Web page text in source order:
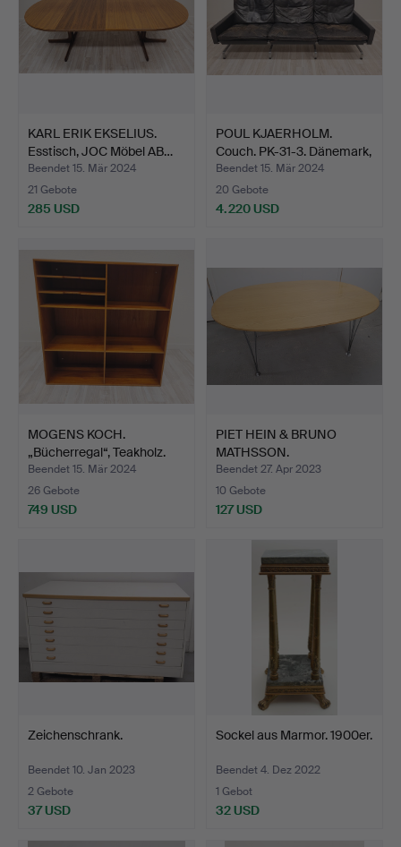
KARL ERIK EKSELIUS.
Esstisch, JOC Möbel AB…
Beendet 15. Mär 2024
21 Gebote
285 USD
POUL KJAERHOLM.
Couch. PK-31-3. Dänemark,
…
Beendet 15. Mär 2024
20 Gebote
4.220 USD
MOGENS KOCH.
„Bücherregal“, Teakholz.
Rud.…
Beendet 15. Mär 2024
26 Gebote
749 USD
PIET HEIN & BRUNO
MATHSSON.
"SUPERELLIPS".…
Beendet 27. Apr 2023
10 Gebote
127 USD
Zeichenschrank.
Beendet 10. Jan 2023
2 Gebote
37 USD
Sockel aus Marmor. 1900er.
Beendet 4. Dez 2022
1 Gebot
32 USD